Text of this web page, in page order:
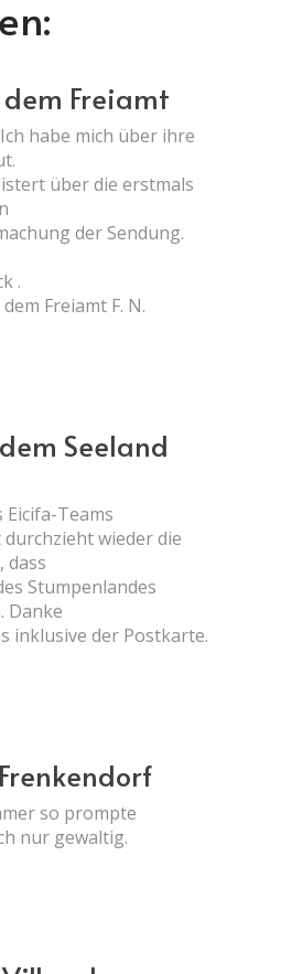
Freiamt
habe mich über ihre
über die erstmals
der Sendung.
.
Freiamt F. N.
Seeland
Eicifa-Teams
wieder die
dass
Stumpenlandes
Danke
inklusive der Postkarte.
so prompte
nur gewaltig.